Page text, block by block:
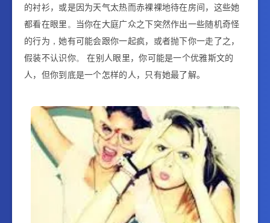
的衬衫，或是因为天气太热而赤裸裸地待在房间，这些她
都看在眼里。 当你在大庭广众之下突然作出一些随机奇怪
的行为 ，她有可能会跟你一起疯， 或者抛下你一走了之，
假装不认识你。
在别人眼里，你可能是一个优雅斯文的
人，但你到底是一个怎样的人，只有她最了解。